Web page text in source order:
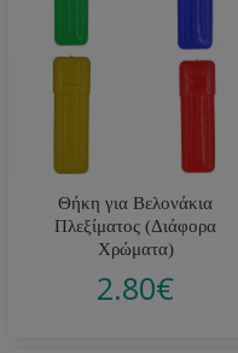
Θήκη για Βελονάκια
Πλεξίματος (Διάφορα
Χρώματα)
2.80€